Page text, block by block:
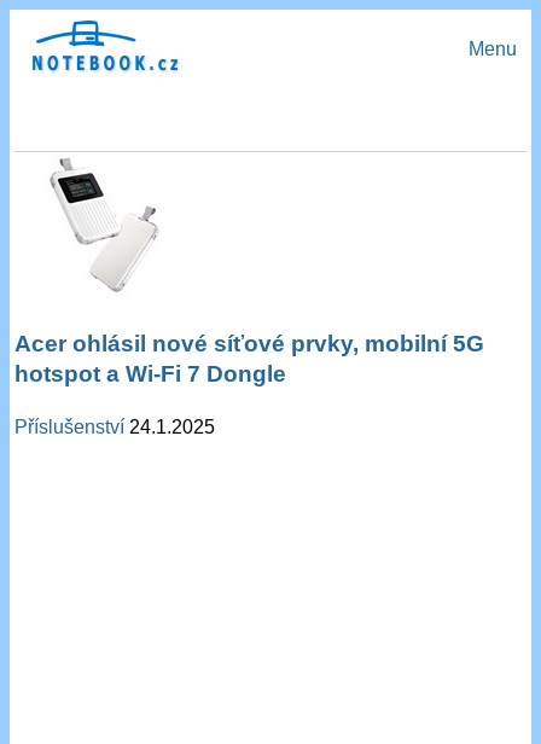
Menu
Acer ohlásil nové síťové prvky, mobilní 5G
hotspot a Wi-Fi 7 Dongle
Příslušenství 24.1.2025